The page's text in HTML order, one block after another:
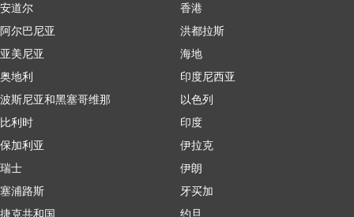
安道尔
阿尔巴尼亚
亚美尼亚
奥地利
波斯尼亚和黑塞哥维那
比利时
保加利亚
瑞士
塞浦路斯
捷克共和国
香港
洪都拉斯
海地
印度尼西亚
以色列
印度
伊拉克
伊朗
牙买加
约旦